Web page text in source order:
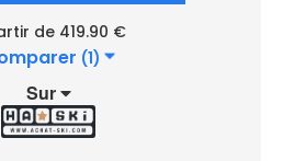
de 419.90 €
(1)
Sur